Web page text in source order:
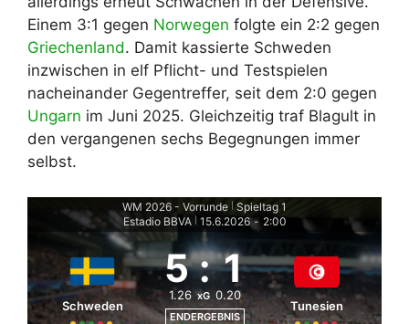
Einem 3:1 gegen Norwegen folgte ein 2:2 gegen
Griechenland. Damit kassierte Schweden
inzwischen in elf Pflicht- und Testspielen
nacheinander Gegentreffer, seit dem 2:0 gegen
Ungarn im Juni 2025. Gleichzeitig traf Blagult in
den vergangenen sechs Begegnungen immer
selbst.
WM 2026 - Vorrunde Spieltag 1
Estadio BBVA
15.6.2026 - 2:00
Schweden
5 : 1
1.26 xG 0.20
ENDERGEBNIS
Tunesien